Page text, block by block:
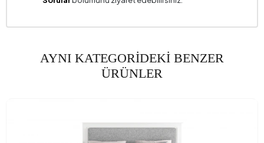
AYNI KATEGORİDEKİ BENZER
ÜRÜNLER